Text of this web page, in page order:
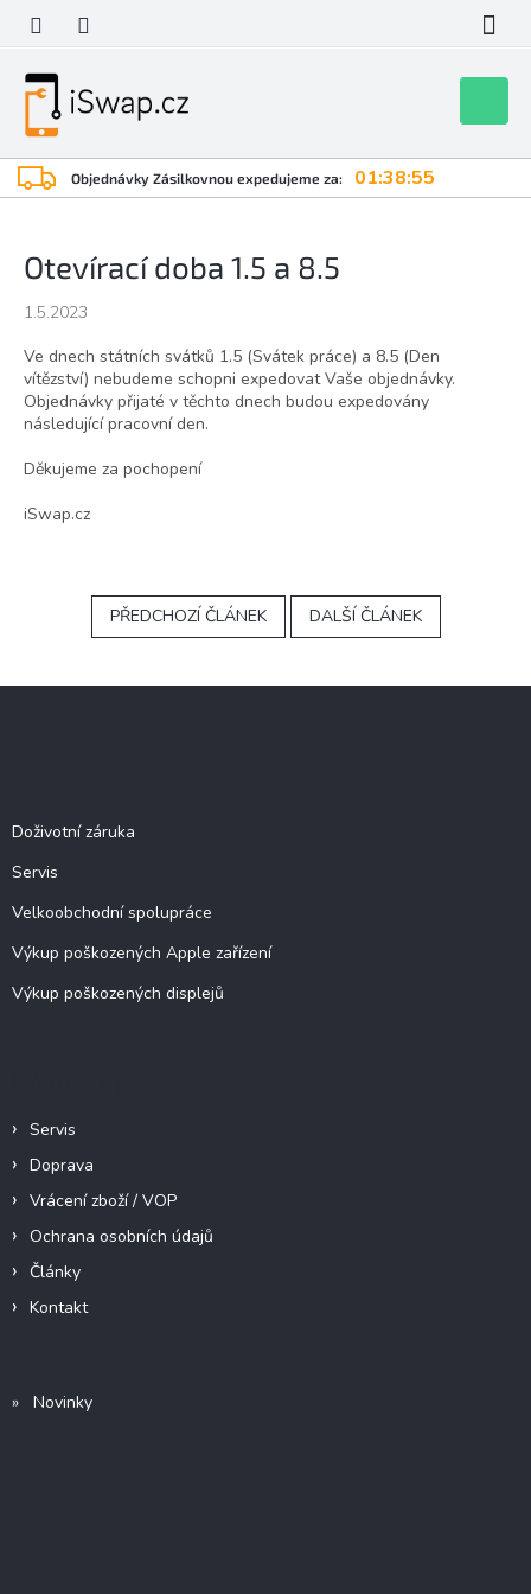
obsah
Objednávky Zásilkovnou expedujeme za: 01:38:55
košík
Otevírací doba 1.5 a 8.5
1.5.2023
Ve dnech státních svátků 1.5 (Svátek práce) a 8.5 (Den
vítězství) nebudeme schopni expedovat Vaše objednávky.
Objednávky přijaté v těchto dnech budou expedovány
následující pracovní den.
Děkujeme za pochopení
iSwap.cz
PŘEDCHOZÍ ČLÁNEK DALŠÍ ČLÁNEK
Doživotní záruka
Servis
Velkoobchodní spolupráce
Výkup poškozených Apple zařízení
Výkup poškozených displejů
Servis
Doprava
Vrácení zboží / VOP
Ochrana osobních údajů
Články
Kontakt
» Novinky